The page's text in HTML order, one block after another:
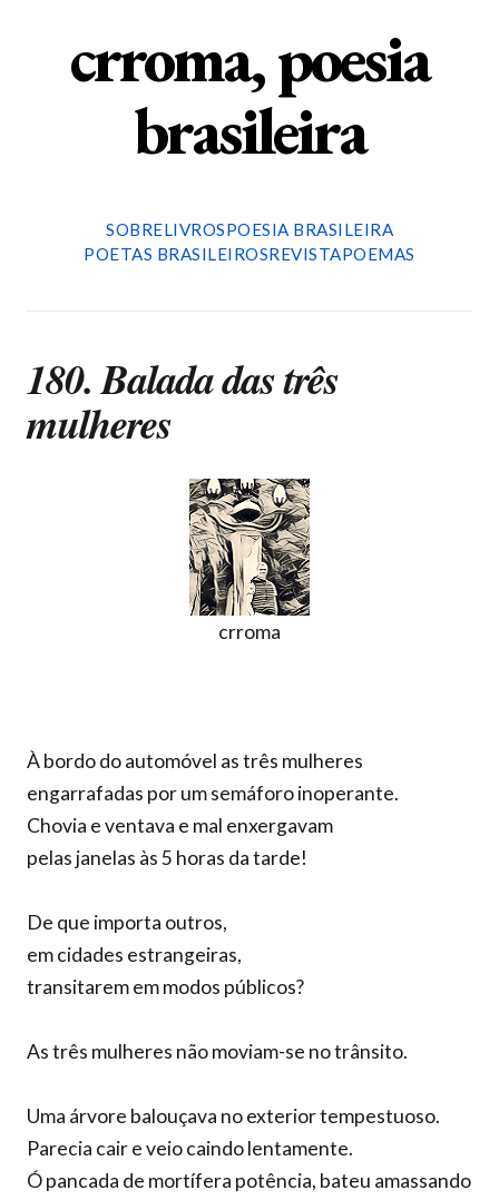
crroma, poesia
brasileira
SOBRELIVROSPOESIA BRASILEIRA
POETAS BRASILEIROSREVISTAPOEMAS
180. Balada das três
mulheres
crroma
À bordo do automóvel as três mulheres
engarrafadas por um semáforo inoperante.
Chovia e ventava e mal enxergavam
pelas janelas às 5 horas da tarde!
De que importa outros,
em cidades estrangeiras,
transitarem em modos públicos?
As três mulheres não moviam-se no trânsito.
Uma árvore balouçava no exterior tempestuoso.
Parecia cair e veio caindo lentamente.
Ó pancada de mortífera potência, bateu amassando